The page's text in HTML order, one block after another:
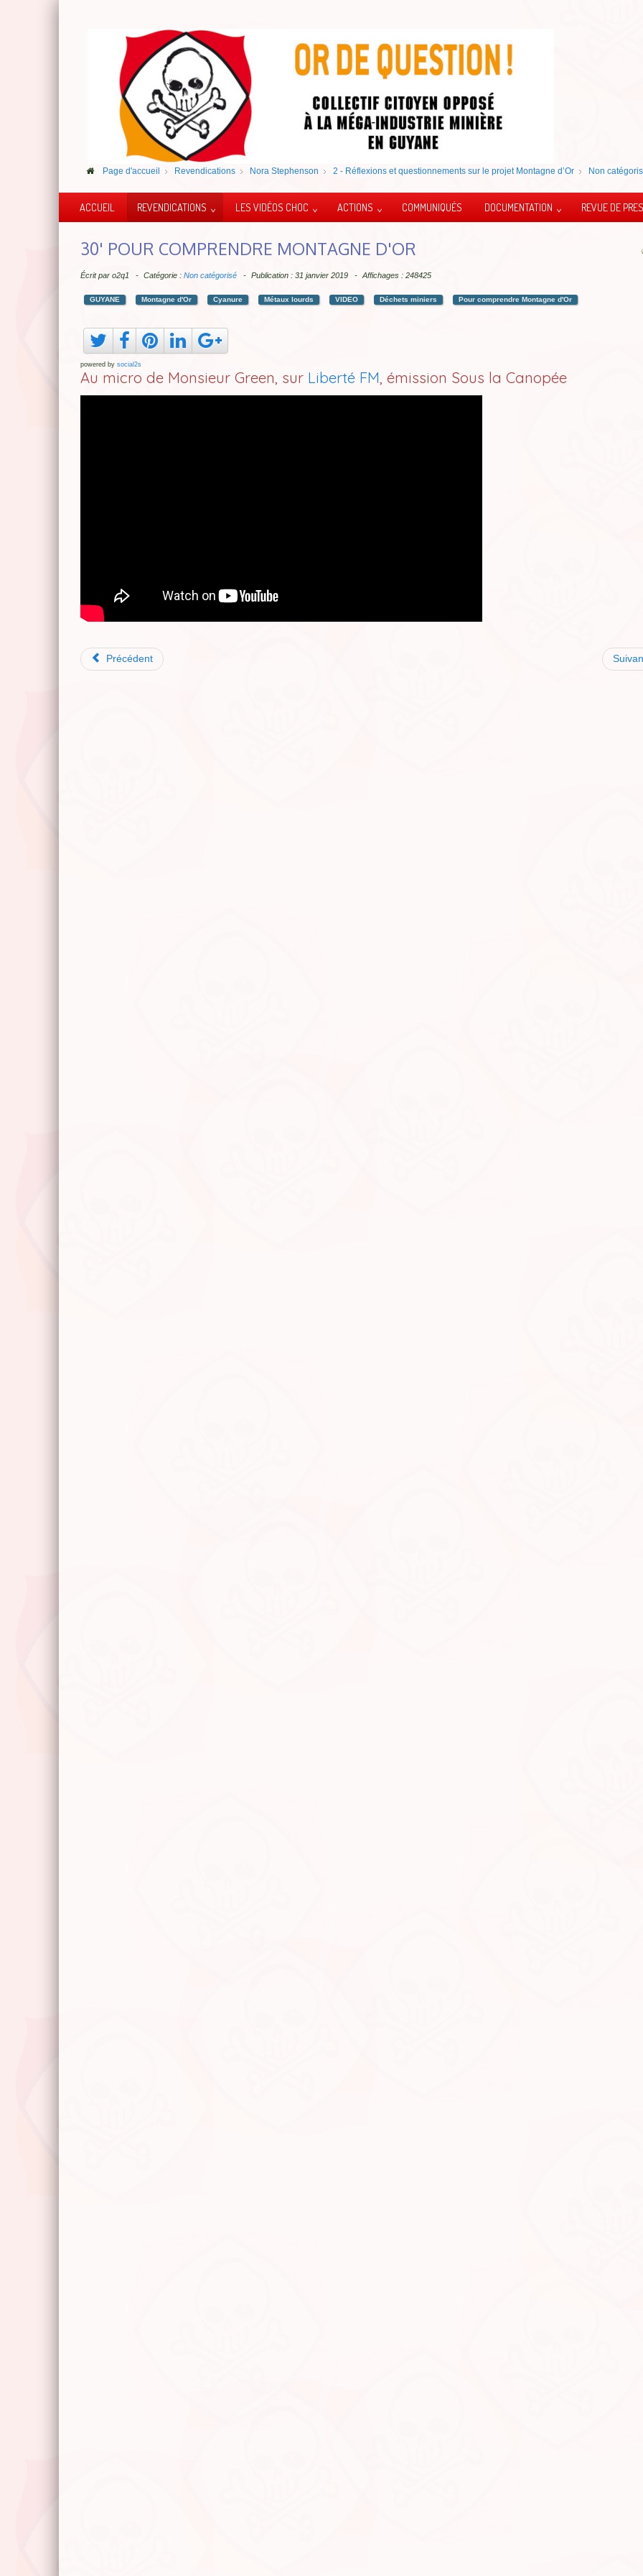
Page d'accueil Revendications Nora Stephenson 2 - Réflexions et questionnements sur le projet Montagne d’Or Non
ACCUEIL REVENDICATIONS LES VIDÉOS CHOC ACTIONS COMMUNIQUÉS DOCUMENTATION REVUE DE
30' POUR COMPRENDRE MONTAGNE D'OR
Écrit par o2q1 Catégorie : Non catégorisé Publication : 31 janvier 2019 Affichages : 248425
GUYANE Montagne d'Or Cyanure Métaux lourds VIDEO Déchets miniers Pour comprendre Montagne d'Or
powered by social2s
Au micro de Monsieur Green, sur Liberté FM, émission Sous la Canopée
Précédent